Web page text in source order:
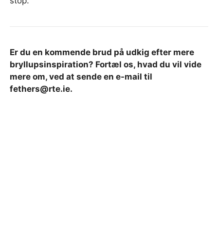
Er du en kommende brud på udkig efter mere
bryllupsinspiration? Fortæl os, hvad du vil vide
mere om, ved at sende en e-mail til
fethers@rte.ie.